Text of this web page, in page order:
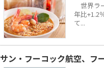
世界ラ
年比+1.2
て...
サン・フーコック航空、フ